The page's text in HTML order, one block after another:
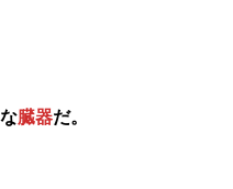
臓器だ。